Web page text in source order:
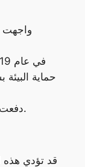
واجهت
حماية
دفعت تسلا غرامة قدرها 31 ألف دولار.
قد تؤدي هذه